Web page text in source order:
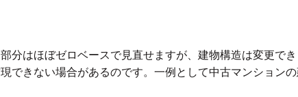
分はほぼゼロベースで見直せますが、建物構造は変更で
できない場合があるのです。一例として中古マンション